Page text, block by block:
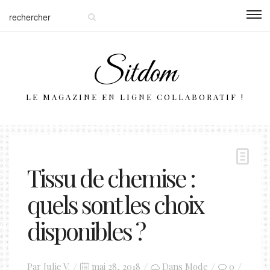
Sitdom
LE MAGAZINE EN LIGNE COLLABORATIF !
Tissu de chemise :
quels sont les choix
disponibles ?
Par Julie V. Posted
mai 28, 2018 Dans Mode 0